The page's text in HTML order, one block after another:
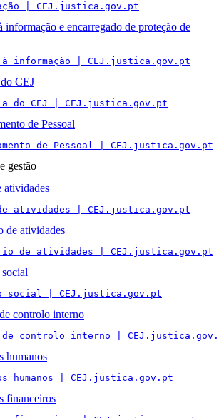
| CEJ.justica.gov.pt
informação e encarregado de proteção de
à informação | CEJ.justica.gov.pt
CEJ
do CEJ | CEJ.justica.gov.pt
de Pessoal
de Pessoal | CEJ.justica.gov.pt
gestão
atividades
atividades | CEJ.justica.gov.pt
de atividades
de atividades | CEJ.justica.gov.pt
social | CEJ.justica.gov.pt
controlo interno
de controlo interno |
humanos
humanos | CEJ.justica.gov.pt
financeiros